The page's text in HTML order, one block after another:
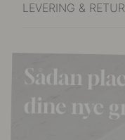
LEVERING & RETUR